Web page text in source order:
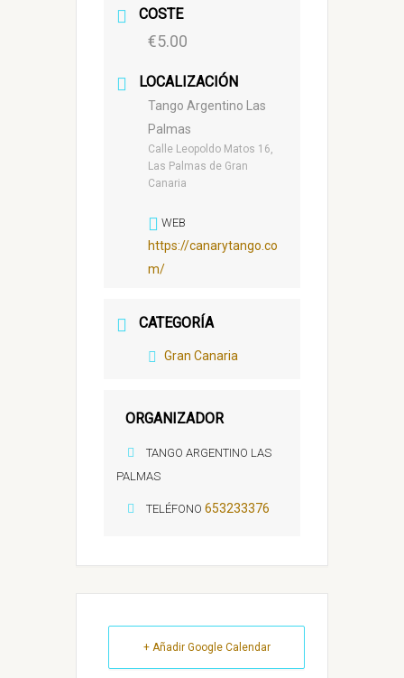
COSTE
€5.00
LOCALIZACIÓN
Tango Argentino Las
Palmas
Calle Leopoldo Matos 16,
Las Palmas de Gran
Canaria
WEB
https://canarytango.co
m/
CATEGORÍA
Gran Canaria
ORGANIZADOR
TANGO ARGENTINO LAS
PALMAS
TELÉFONO 653233376
+ Añadir Google Calendar